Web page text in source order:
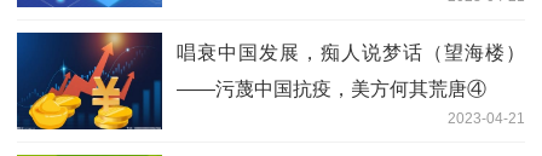
唱衰中国发展，痴人说梦话（望海楼）
——污蔑中国抗疫，美方何其荒唐④
2023-04-21